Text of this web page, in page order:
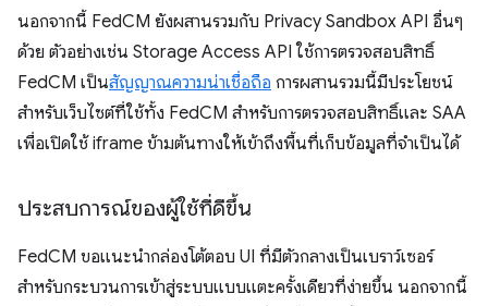
นอกจากนี้ FedCM ยังผสานรวมกับ Privacy Sandbox API อื่นๆ
ด้วย ตัวอย่างเช่น Storage Access API ใช้การตรวจสอบสิทธิ์
FedCM เป็นสัญญาณความน่าเชื่อถือ การผสานรวมนี้มีประโยชน์
สำหรับเว็บไซต์ที่ใช้ทั้ง FedCM สำหรับการตรวจสอบสิทธิ์และ SAA
เพื่อเปิดใช้ iframe ข้ามต้นทางให้เข้าถึงพื้นที่เก็บข้อมูลที่จำเป็นได้
ประสบการณ์ของผู้ใช้ที่ดีขึ้น
FedCM ขอแนะนำกล่องโต้ตอบ UI ที่มีตัวกลางเป็นเบราว์เซอร์
สำหรับกระบวนการเข้าสู่ระบบแบบแตะครั้งเดียวที่ง่ายขึ้น นอกจากนี้